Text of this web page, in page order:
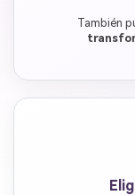
También